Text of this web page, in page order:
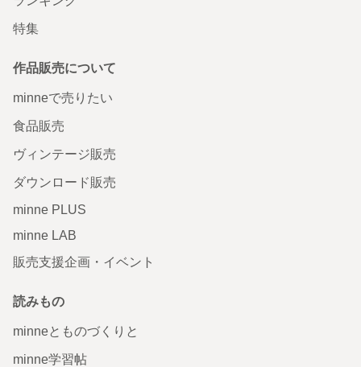
特集
作品販売について
minneで売りたい
食品販売
ヴィンテージ販売
ダウンロード販売
minne PLUS
minne LAB
販売支援企画・イベント
読みもの
minneとものづくりと
minne学習帖